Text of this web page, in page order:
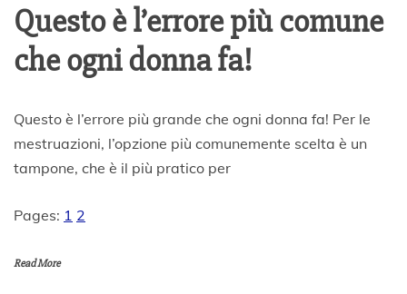
Questo è l’errore più comune
che ogni donna fa!
3
M
a
i
2
Questo è l’errore più grande che ogni donna fa! Per le
mestruazioni, l’opzione più comunemente scelta è un
tampone, che è il più pratico per
Pages: 1 2
Read More